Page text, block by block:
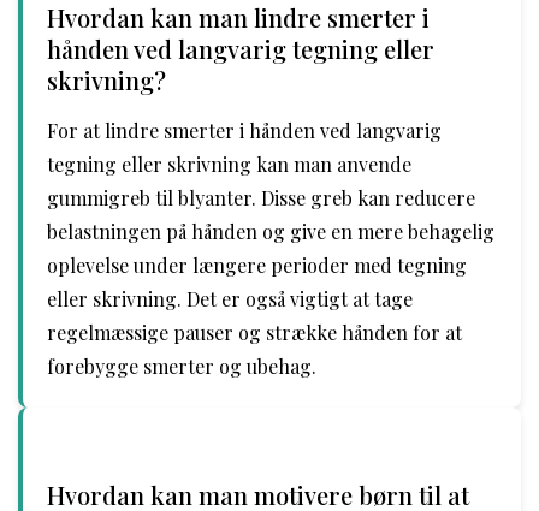
Hvordan kan man lindre smerter i
hånden ved langvarig tegning eller
skrivning?
For at lindre smerter i hånden ved langvarig
tegning eller skrivning kan man anvende
gummigreb til blyanter. Disse greb kan reducere
belastningen på hånden og give en mere behagelig
oplevelse under længere perioder med tegning
eller skrivning. Det er også vigtigt at tage
regelmæssige pauser og strække hånden for at
forebygge smerter og ubehag.
Hvordan kan man motivere børn til at